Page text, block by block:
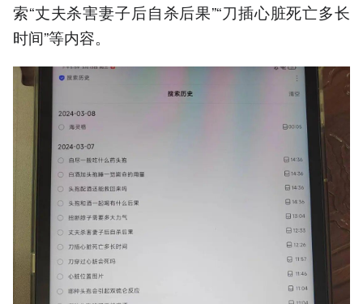
索“丈夫杀害妻子后自杀后果”“刀插心脏死亡多长
时间”等内容。